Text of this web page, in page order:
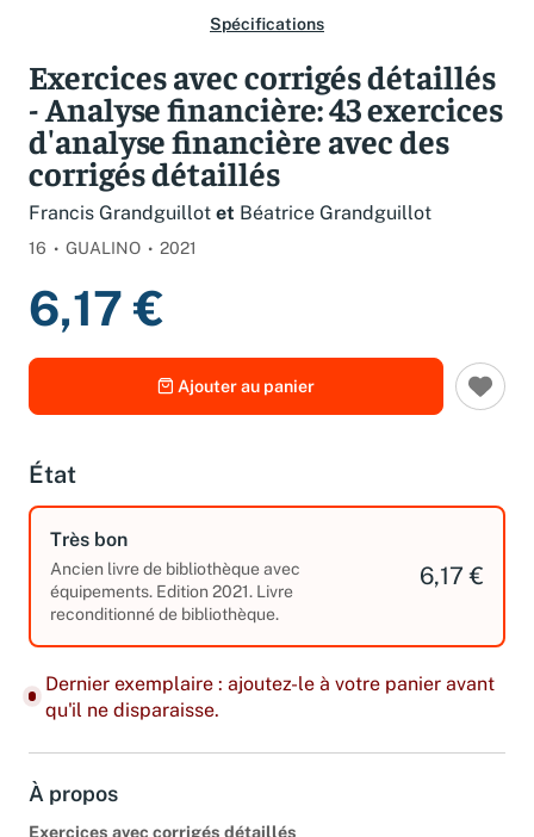
Exercices avec corrigés détaillés
- Analyse financière: 43 exercices
d'analyse financière avec des
corrigés détaillés
Francis Grandguillot Béatrice Grandguillot
6,17 €
Ajouter au panier
État
Très bon
Ancien livre de bibliothèque avec
équipements. Edition 2021. Livre
6,17 €
Dernier exemplaire : ajoutez-le à votre panier avant
qu'il ne disparaisse.
À propos